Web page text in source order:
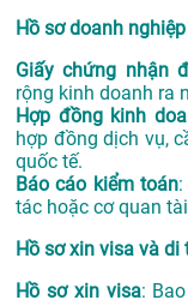
Hồ sơ doanh nghiệp
Giấy chứng nhận
rộng kinh doanh ra
Hợp đồng kinh
hợp đồng dịch vụ,
quốc tế.
Báo cáo kiểm toán
tác hoặc cơ quan
Hồ sơ xin visa và di
Hồ sơ xin visa: